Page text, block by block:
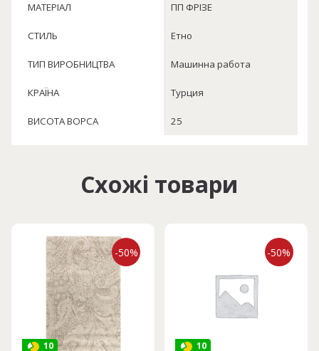
МАТЕРІАЛ ПП ФРІЗЕ
СТИЛЬ Етно
ТИП ВИРОБНИЦТВА Машинна работа
КРАЇНА Турция
ВИСОТА ВОРСА 25
Схожі товари
10
-50%
10
-50%